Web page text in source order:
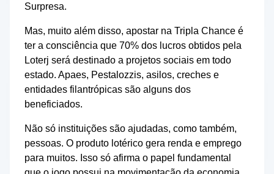
Surpresa.
Mas, muito além disso, apostar na Tripla Chance é
ter a consciência que 70% dos lucros obtidos pela
Loterj será destinado a projetos sociais em todo
estado. Apaes, Pestalozzis, asilos, creches e
entidades filantrópicas são alguns dos
beneficiados.
Não só instituições são ajudadas, como também,
pessoas. O produto lotérico gera renda e emprego
para muitos. Isso só afirma o papel fundamental